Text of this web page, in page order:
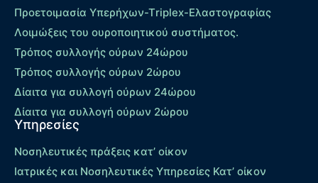
Προετοιμασία Υπερήχων-Τriplex-Ελαστογραφίας
Λοιμώξεις του ουροποιητικού συστήματος.
Τρόπος συλλογής ούρων 24ώρου
Τρόπος συλλογής ούρων 2ώρου
Δίαιτα για συλλογή ούρων 24ώρου
Δίαιτα για συλλογή ούρων 2ώρου
Υπηρεσίες
Νοσηλευτικές πράξεις κατ’ οίκον
Ιατρικές και Νοσηλευτικές Υπηρεσίες Κατ’ οίκον